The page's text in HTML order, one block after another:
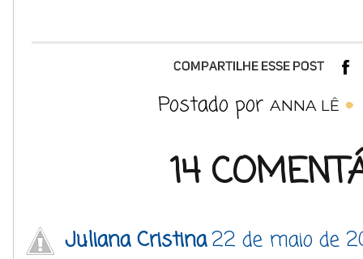
Postado por ANNA LÊ
14
Juliana Cristina22 de maio de